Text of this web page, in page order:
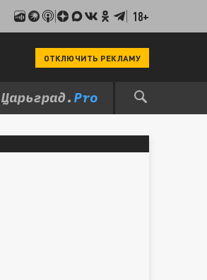
18+
ОТКЛЮЧИТЬ РЕКЛАМУ